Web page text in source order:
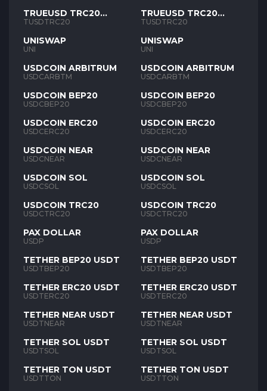
TRUEUSD TRC20
TUSD
TUSDTRC20
UNISWAP
UNI
USDCOIN ARBITRUM
USDCARBTM
USDCOIN BEP20
USDCBEP20
USDCOIN ERC20
USDCERC20
USDCOIN NEAR
USDCNEAR
USDCOIN SOL
USDCSOL
USDCOIN TRC20
USDCTRC20
PAX DOLLAR
USDP
TETHER BEP20 USDT
USDTBEP20
TETHER ERC20 USDT
USDTERC20
TETHER NEAR USDT
USDTNEAR
TETHER SOL USDT
USDTSOL
TETHER TON USDT
USDTTON
TRUEUSD TRC20
TUSD
TUSDTRC20
UNISWAP
UNI
USDCOIN ARBITRUM
USDCARBTM
USDCOIN BEP20
USDCBEP20
USDCOIN ERC20
USDCERC20
USDCOIN NEAR
USDCNEAR
USDCOIN SOL
USDCSOL
USDCOIN TRC20
USDCTRC20
PAX DOLLAR
USDP
TETHER BEP20 USDT
USDTBEP20
TETHER ERC20 USDT
USDTERC20
TETHER NEAR USDT
USDTNEAR
TETHER SOL USDT
USDTSOL
TETHER TON USDT
USDTTON